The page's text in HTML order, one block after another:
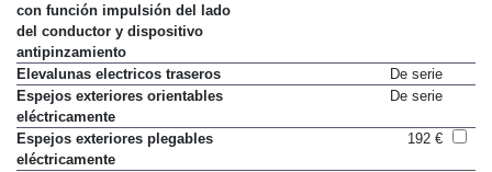
con función impulsión del lado
del conductor y dispositivo
antipinzamiento
Elevalunas electricos traseros
De serie
Espejos exteriores orientables
eléctricamente
De serie
Espejos exteriores plegables
eléctricamente
192 €